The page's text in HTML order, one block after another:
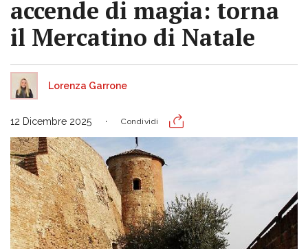
accende di magia: torna
il Mercatino di Natale
Lorenza Garrone
12 Dicembre 2025 Condividi